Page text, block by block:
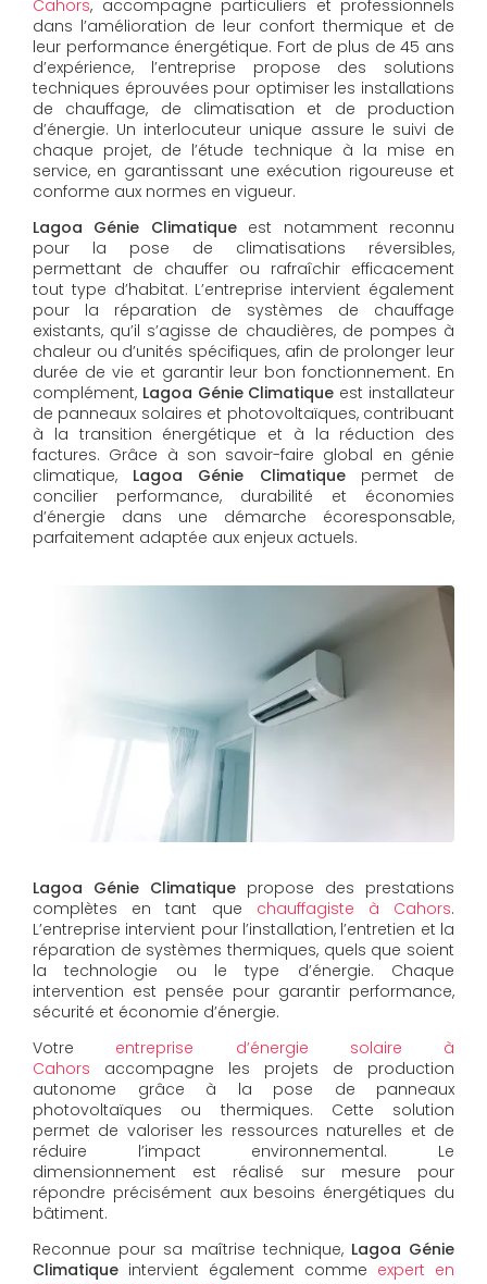
Cahors, accompagne particuliers et professionnels
dans l’amélioration de leur confort thermique et de
leur performance énergétique. Fort de plus de 45 ans
d’expérience, l’entreprise propose des solutions
techniques éprouvées pour optimiser les installations
de chauffage, de climatisation et de production
d’énergie. Un interlocuteur unique assure le suivi de
chaque projet, de l’étude technique à la mise en
service, en garantissant une exécution rigoureuse et
conforme aux normes en vigueur.
Lagoa Génie Climatiqueest notamment reconnu
pour la pose de climatisations réversibles,
permettant de chauffer ou rafraîchir efficacement
tout type d’habitat. L’entreprise intervient également
pour la réparation de systèmes de chauffage
existants, qu’il s’agisse de chaudières, de pompes à
chaleur ou d’unités spécifiques, afin de prolonger leur
durée de vie et garantir leur bon fonctionnement. En
complément, Lagoa Génie Climatique est installateur
de panneaux solaires et photovoltaïques, contribuant
à la transition énergétique et à la réduction des
factures. Grâce à son savoir-faire global en génie
climatique, Lagoa Génie Climatiquepermet de
concilier performance, durabilité et économies
d’énergie dans une démarche écoresponsable,
parfaitement adaptée aux enjeux actuels.
Lagoa Génie Climatique propose des prestations
complètes en tant que chauffagiste à Cahors.
L’entreprise intervient pour l’installation, l’entretien et la
réparation de systèmes thermiques, quels que soient
la technologie ou le type d’énergie. Chaque
intervention est pensée pour garantir performance,
sécurité et économie d’énergie.
Votre entreprise d’énergie solaire à
Cahors accompagne les projets de production
autonome grâce à la pose de panneaux
photovoltaïques ou thermiques. Cette solution
permet de valoriser les ressources naturelles et de
réduire l’impact environnemental. Le
dimensionnement est réalisé sur mesure pour
répondre précisément aux besoins énergétiques du
bâtiment.
Reconnue pour sa maîtrise technique, Lagoa Génie
Climatique intervient également comme expert en